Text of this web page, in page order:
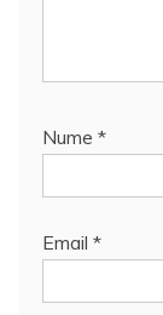
Nume *
Email *